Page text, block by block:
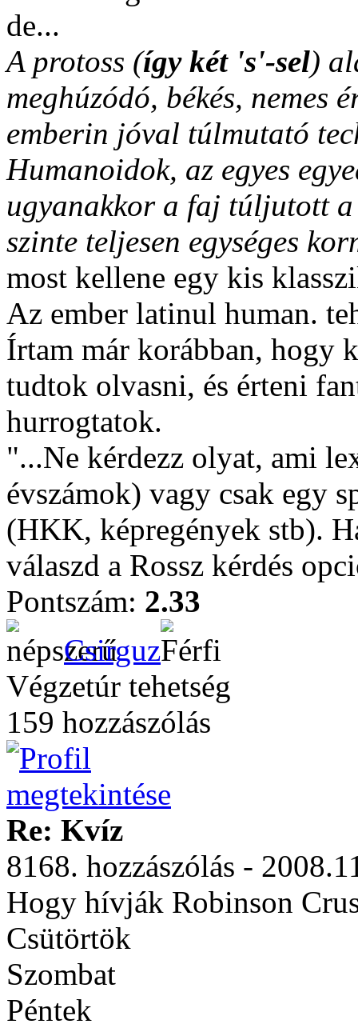
de...
A protoss (így két 's'-sel)
meghúzódó, békés, nemes
emberin jóval túlmutató
Humanoidok, az egyes
ugyanakkor a faj túljutott a
szinte teljesen egységes
most kellene egy kis
Az ember latinul human.
Írtam már korábban, hogy
tudtok olvasni, és érteni
hurrogtatok.
"...Ne kérdezz olyat, ami
évszámok) vagy csak egy
(HKK, képregények stb).
válaszd a Rossz kérdés
Pontszám: 2.33
Csirguz
Végzetúr tehetség
159 hozzászólás
Re: Kvíz
8168. hozzászólás -
Hogy hívják Robinson
Csütörtök
Szombat
Péntek